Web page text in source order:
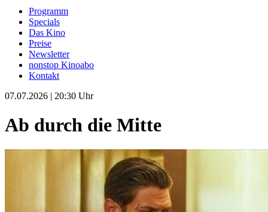
Programm
Specials
Das Kino
Preise
Newsletter
nonstop Kinoabo
Kontakt
07.07.2026 | 20:30 Uhr
Ab durch die Mitte